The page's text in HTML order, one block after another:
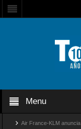
Menu
Air France-KLM anuncia a